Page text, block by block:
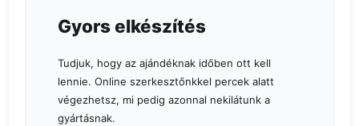
Gyors elkészítés
Tudjuk, hogy az ajándéknak időben ott kell
lennie. Online szerkesztőnkkel percek alatt
végezhetsz, mi pedig azonnal nekilátunk a
gyártásnak.